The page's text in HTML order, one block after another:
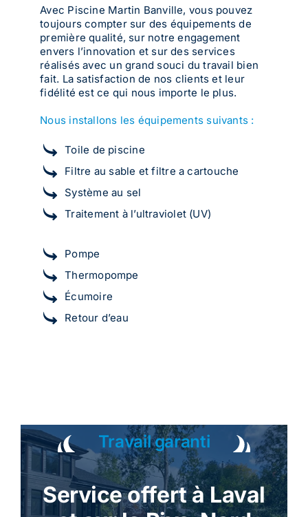
Avec Piscine Martin Banville, vous pouvez
toujours compter sur des équipements de
première qualité, sur notre engagement
envers l’innovation et sur des services
réalisés avec un grand souci du travail bien
fait. La satisfaction de nos clients et leur
fidélité est ce qui nous importe le plus.
Nous installons les équipements suivants :
Toile de piscine
Filtre au sable et filtre a cartouche
Système au sel
Traitement à l’ultraviolet (UV)
Pompe
Thermopompe
Écumoire
Retour d’eau
Travail garanti
Service offert à Laval